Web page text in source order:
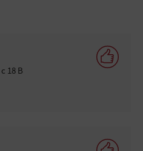
18 B